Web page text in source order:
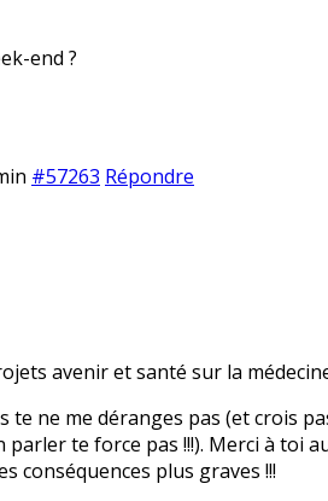
end ?
#57263 Répondre
avenir et santé sur la
te ne me déranges pas (et crois
parler te force pas !!!). Merci à toi
conséquences plus graves !!!